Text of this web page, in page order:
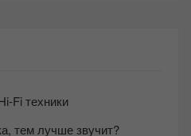
Fi техники
тем лучше звучит?